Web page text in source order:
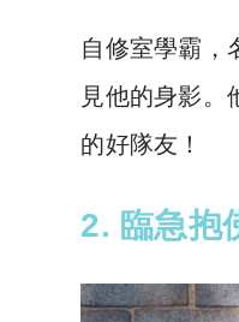
自修室學霸，
見他的身影
的好隊友！
2. 臨急抱